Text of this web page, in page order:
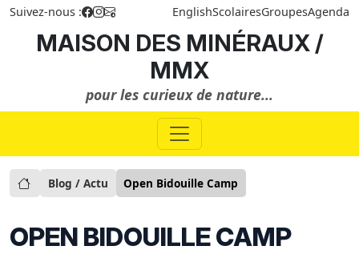
Suivez-nous : EnglishScolairesGroupesAgenda
MAISON DES MINÉRAUX /
MMX
pour les curieux de nature...
Blog / Actu Open Bidouille Camp
OPEN BIDOUILLE CAMP